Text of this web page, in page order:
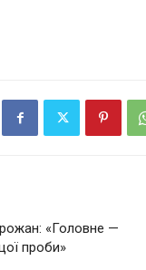
«Головне —
проби»